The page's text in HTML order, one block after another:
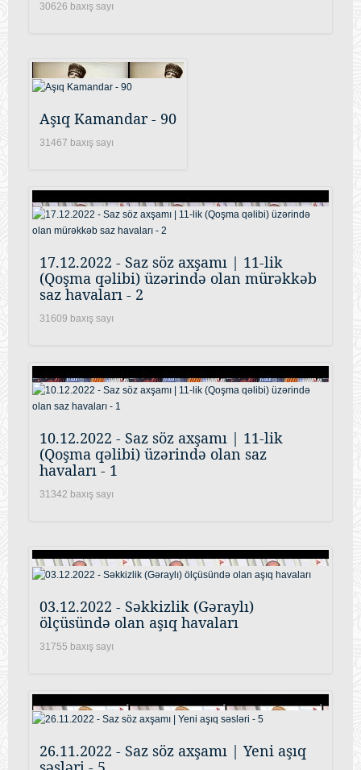
30626 baxış sayı
Aşıq Kamandar - 90
31467 baxış sayı
17.12.2022 - Saz söz axşamı | 11-lik
(Qoşma qəlibi) üzərində olan mürəkkəb
saz havaları - 2
31609 baxış sayı
10.12.2022 - Saz söz axşamı | 11-lik
(Qoşma qəlibi) üzərində olan saz
havaları - 1
31342 baxış sayı
03.12.2022 - Səkkizlik (Gəraylı)
ölçüsündə olan aşıq havaları
31755 baxış sayı
26.11.2022 - Saz söz axşamı | Yeni aşıq